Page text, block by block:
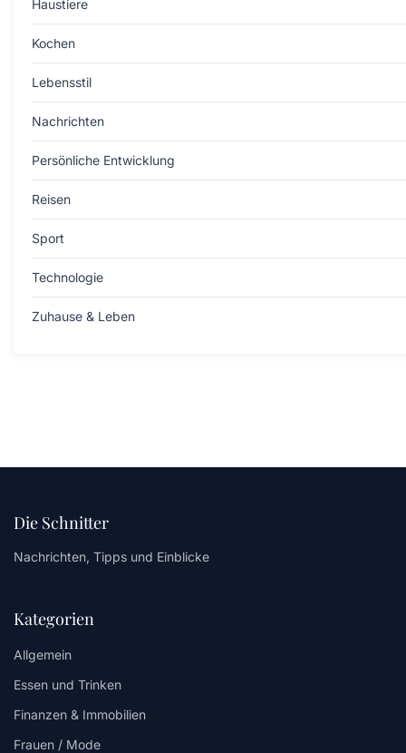
Haustiere
Kochen
Lebensstil
Nachrichten
Persönliche Entwicklung
Reisen
Sport
Technologie
Zuhause & Leben
Die Schnitter
Nachrichten, Tipps und Einblicke
Kategorien
Allgemein
Essen und Trinken
Finanzen & Immobilien
Frauen / Mode